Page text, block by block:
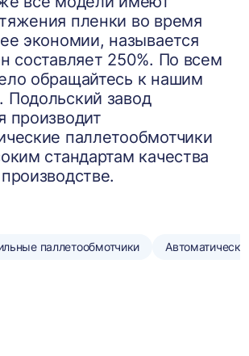
пленки во время
экономии, называется
составляет 250%. По всем
обращайтесь к нашим
завод
производит
паллетообмотчики
стандартам качества
паллетообмотчики